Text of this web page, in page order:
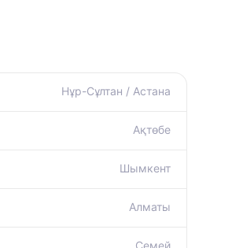
Нұр-Сұлтан / Астана
Ақтөбе
Шымкент
Алматы
Семей